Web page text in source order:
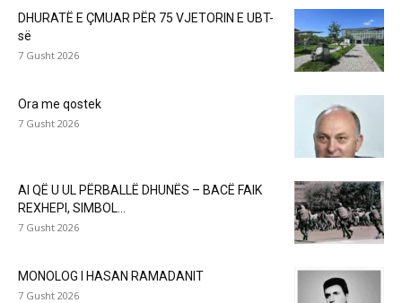
DHURATË E ÇMUAR PËR 75 VJETORIN E UBT-
së
7 Gusht 2026
Ora me qostek
7 Gusht 2026
AI QË U UL PËRBALLË DHUNËS – BACË FAIK
REXHEPI, SIMBOL...
7 Gusht 2026
MONOLOG I HASAN RAMADANIT
7 Gusht 2026